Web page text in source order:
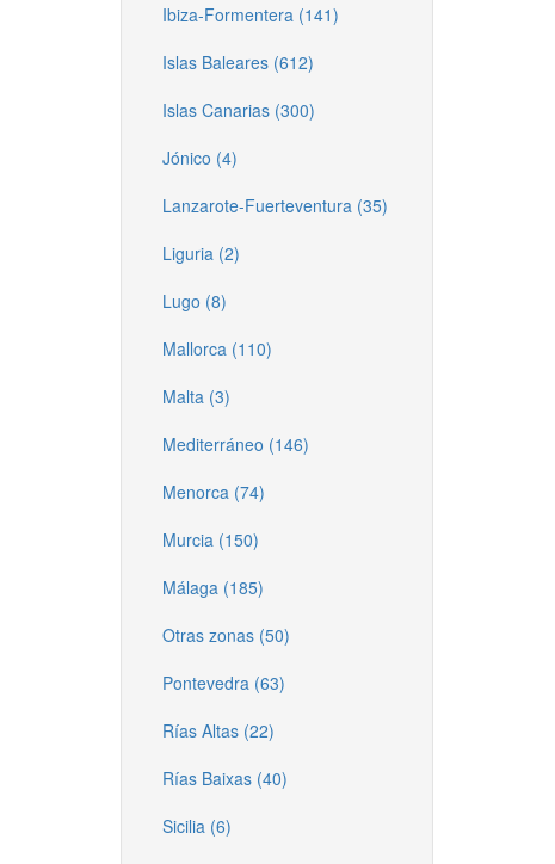
Ibiza-Formentera (141)
Islas Baleares (612)
Islas Canarias (300)
Jónico (4)
Lanzarote-Fuerteventura (35)
Liguria (2)
Lugo (8)
Mallorca (110)
Malta (3)
Mediterráneo (146)
Menorca (74)
Murcia (150)
Málaga (185)
Otras zonas (50)
Pontevedra (63)
Rías Altas (22)
Rías Baixas (40)
Sicilia (6)